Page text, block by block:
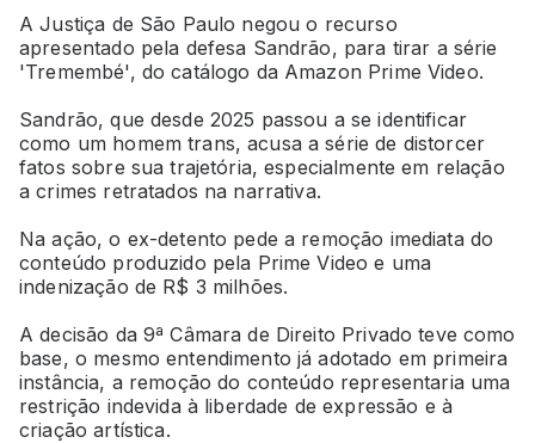
A Justiça de São Paulo negou o recurso
apresentado pela defesa Sandrão, para tirar a série
'Tremembé', do catálogo da Amazon Prime Video.
Sandrão, que desde 2025 passou a se identificar
como um homem trans, acusa a série de distorcer
fatos sobre sua trajetória, especialmente em relação
a crimes retratados na narrativa.
Na ação, o ex-detento pede a remoção imediata do
conteúdo produzido pela Prime Video e uma
indenização de R$ 3 milhões.
A decisão da 9ª Câmara de Direito Privado teve como
base, o mesmo entendimento já adotado em primeira
instância, a remoção do conteúdo representaria uma
restrição indevida à liberdade de expressão e à
criação artística.